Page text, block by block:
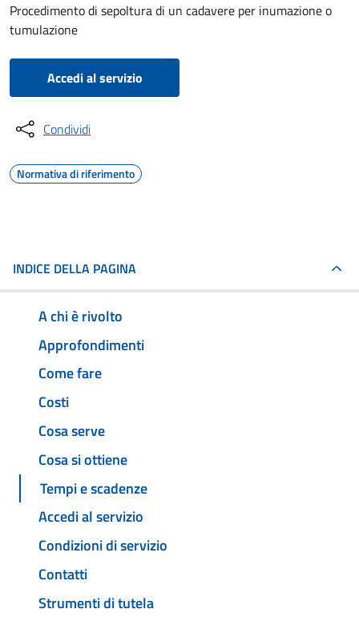
Procedimento di sepoltura di un cadavere per inumazione o
tumulazione
Accedi al servizio
Condividi
Normativa di riferimento
INDICE DELLA PAGINA
A chi è rivolto
Approfondimenti
Come fare
Costi
Cosa serve
Cosa si ottiene
Tempi e scadenze
Accedi al servizio
Condizioni di servizio
Contatti
Strumenti di tutela